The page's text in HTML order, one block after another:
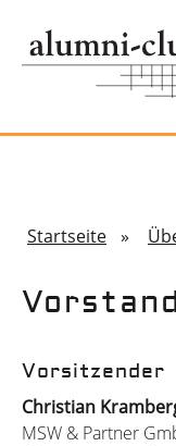
Startseite »
Vorsitzender
Christian
MSW & Partner